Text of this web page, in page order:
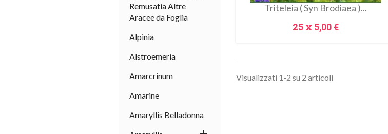
Remusatia Altre
Aracee da Foglia
Alpinia
Alstroemeria
Amarcrinum
Amarine
Amaryllis Belladonna
Triteleia ( Syn Brodiaea )...
Prezzo
25 x 5,00 €
Visualizzati 1-2 su 2 articoli